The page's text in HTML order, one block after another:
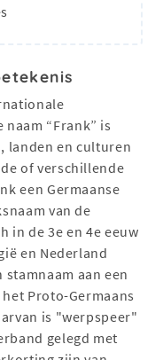
naam “Frank” is
landen en culturen
of verschillende
een Germaanse
van de
in de 3e en 4e eeuw
en Nederland
aan een
Proto-Germaans
is "werpspeer"
gelegd met